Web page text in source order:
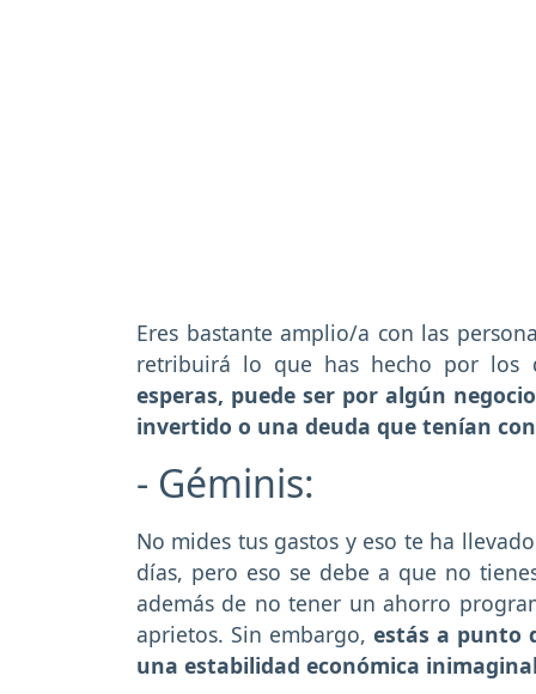
Eres bastante amplio/a con las
retribuirá lo que has hecho por los
esperas, puede ser por algún
invertido o una deuda que tenían
- Géminis:
No mides tus gastos y eso te ha
días, pero eso se debe a que no
además de no tener un ahorro
aprietos. Sin embargo, estás a punto
una estabilidad económica